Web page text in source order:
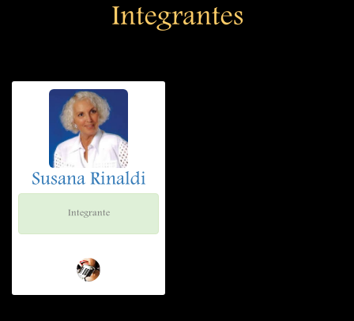
Integrantes
Susana Rinaldi
Integrante